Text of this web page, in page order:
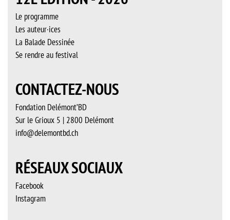
Le programme
Les auteur·ices
La Balade Dessinée
Se rendre au festival
CONTACTEZ-NOUS
Fondation Delémont’BD
Sur le Grioux 5 | 2800 Delémont
info@delemontbd.ch
RÉSEAUX SOCIAUX
Facebook
Instagram